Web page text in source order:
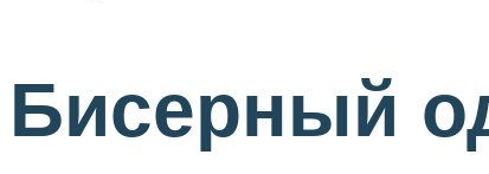
Бисерный